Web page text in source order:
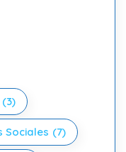
(3)
Sociales (7)